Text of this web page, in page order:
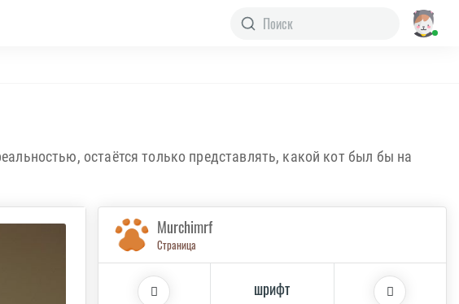
остаётся только представлять, какой кот был бы на
Murchimrf
Страница
шрифт